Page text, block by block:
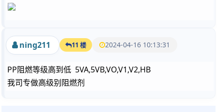
ning211 11 楼 2024-04-16 10:13:31
PP阻燃等级高到低 5VA,5VB,VO,V1,V2,HB
我司专做高级别阻燃剂